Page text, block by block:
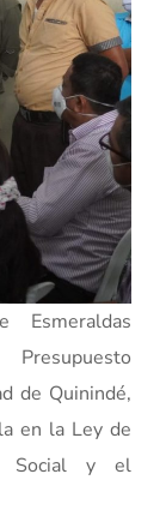
Esmeraldas
de Quinindé,
en la Ley de
Social y el